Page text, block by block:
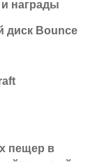
награды
диск Bounce
пещер в